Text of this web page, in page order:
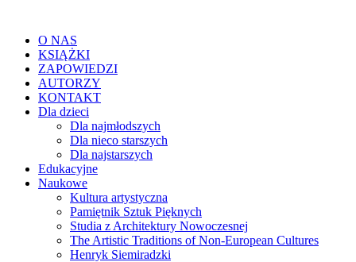
O NAS
KSIĄŻKI
ZAPOWIEDZI
AUTORZY
KONTAKT
Dla dzieci
Dla najmłodszych
Dla nieco starszych
Dla najstarszych
Edukacyjne
Naukowe
Kultura artystyczna
Pamiętnik Sztuk Pięknych
Studia z Architektury Nowoczesnej
The Artistic Traditions of Non-European Cultures
Henryk Siemiradzki